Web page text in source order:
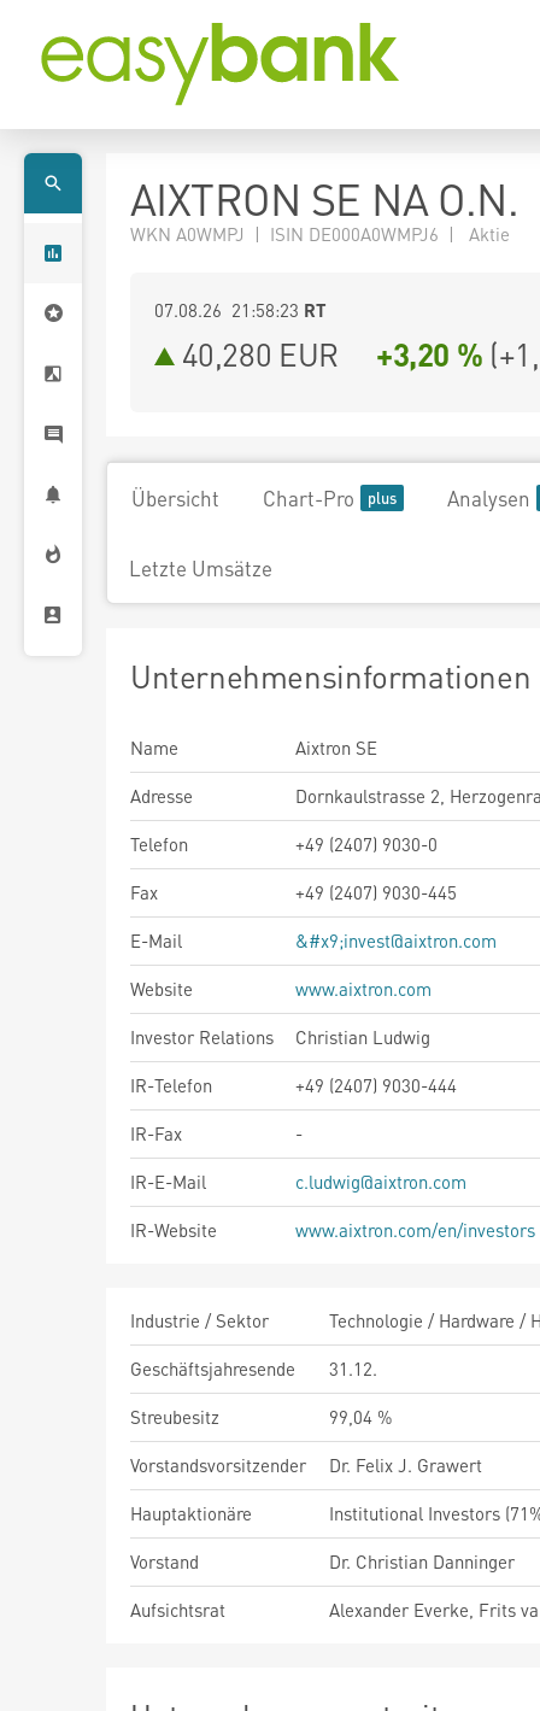
AIXTRON SE NA O.N.
WKN A0WMPJ | ISIN DE000A0WMPJ6 | Aktie
07.08.26 21:58:23 RT
40,280 EUR +3,20 % (
Übersicht Chart-Pro Analysen
Letzte Umsätze
Unternehmensinformationen
Name
Aixtron SE
Adresse
Dornkaulstrasse 2,
Telefon
+49 (2407) 9030-0
Fax
+49 (2407) 9030-445
E-Mail
&#x9;invest@aixtron.com
Website
www.aixtron.com
Investor Relations
Christian Ludwig
IR-Telefon
+49 (2407) 9030-444
IR-Fax
-
IR-E-Mail
c.ludwig@aixtron.com
IR-Website
www.aixtron.com/en/investors
Industrie / Sektor
Technologie / Hardware /
Geschäftsjahresende
31.12.
Streubesitz
99,04 %
Vorstandsvorsitzender
Dr. Felix J. Grawert
Hauptaktionäre
Institutional Investors
Vorstand
Dr. Christian Danninger
Aufsichtsrat
Alexander Everke, Frits